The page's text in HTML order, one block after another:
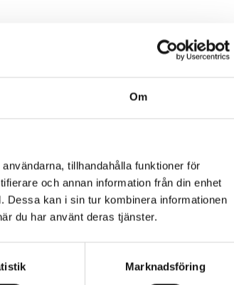
Om
tillhandahålla funktioner för
och annan information från din enhet
Dessa kan i sin tur kombinera informationen
du har använt deras tjänster.
Marknadsföring
att